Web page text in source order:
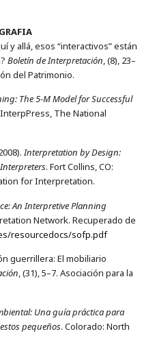
y allá, esos “interactivos” están
Boletín de Interpretación, (8), 23–
del Patrimonio.
The 5-M Model for Successful
InterpPress, The National
Interpretation by Design:
. Fort Collins, CO:
for Interpretation.
An Interpretive Planning
Network. Recuperado de
resourcedocs/sofp.pdf
guerrillera: El mobiliario
, (31), 5–7. Asociación para la
Una guía práctica para
pequeños. Colorado: North